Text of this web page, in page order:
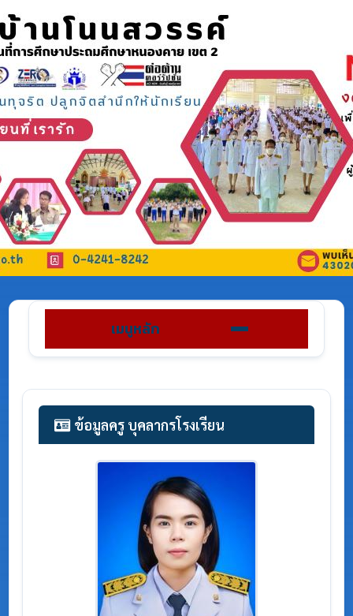
เมนูหลัก
ข้อมูลครู บุคลากรโรงเรียน